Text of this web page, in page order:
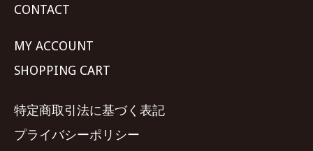
CONTACT
MY ACCOUNT
SHOPPING CART
特定商取引法に基づく表記
プライバシーポリシー